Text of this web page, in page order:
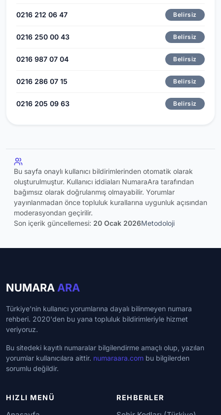
0216 212 06 47 Belirsiz
0216 250 00 43 Belirsiz
0216 987 07 04 Belirsiz
0216 286 07 15 Belirsiz
0216 205 09 63 Belirsiz
Bu sayfa onaylı kullanıcı bildirimlerinden otomatik olarak
oluşturulmuştur. Kullanıcı iddiaları NumaraAra tarafından
bağımsız olarak doğrulanmış olmayabilir. Yorumlar
yayınlanmadan önce topluluk kurallarına uygunluk açısından
moderasyondan geçirilir.
Son içerik güncellemesi: 20 Ocak 2026Metodoloji
NUMARA ARA
Türkiye'nin kullanıcı yorumlarına dayalı bilinmeyen numara
rehberi. 2020'den bu yana topluluk bildirimleriyle hizmet
veriyoruz.
Bu sitedeki kayıtlı numaralar bilgilendirme amaçlı olup, yazılan
yorumlar kullanıcılara aittir. numaraara.com bu bilgilerden
sorumlu değildir.
HIZLI MENÜ REHBERLER